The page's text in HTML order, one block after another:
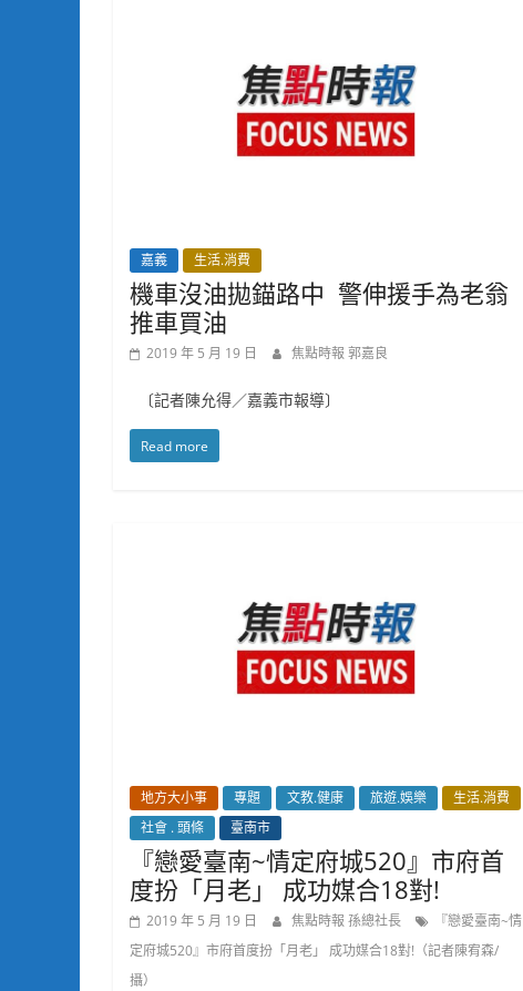
嘉義 生活.消費
機車沒油拋錨路中 警伸援手為老翁
推車買油
2019 年 5 月 19 日 焦點時報 郭嘉良
〔記者陳允得／嘉義市報導〕
Read more
地方大小事 專題 文教.健康 旅遊.娛樂
生活.消費
社會 . 頭條
臺南市
『戀愛臺南~情定府城520』市府首
度扮「月老」 成功媒合18對!
2019 年 5 月 19 日 焦點時報 孫總社長
『戀愛臺南~情
定府城520』市府首度扮「月老」 成功媒合18對!（記者陳宥森/
攝）